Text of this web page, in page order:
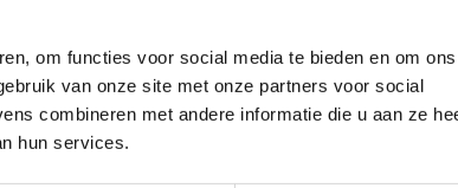
om functies voor social media te bieden en om ons
van onze site met onze partners voor social
combineren met andere informatie die u aan ze
hun services.
Van acrobatiekworkshop
en meer: lees hier wat er
weken.